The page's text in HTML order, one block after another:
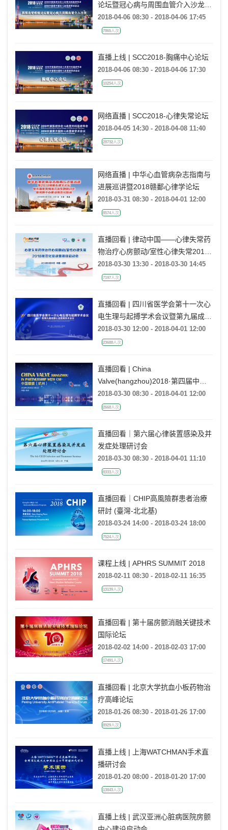
论坛暨冠心病与周围血管介入沙龙
（南方站）
2018-04-06 08:30 - 2018-04-06 17:45
7865人次
直播上线 | SCC2018-胸痛中心论坛
2018-04-06 08:30 - 2018-04-06 17:30
10254人次
网络直播 | SCC2018-心律失常论坛
2018-04-05 14:30 - 2018-04-08 11:40
28732人次
网络直播 | 中华心血管病杂志指南与
进展巡讲暨2018赣鄱心律学论坛
2018-03-31 08:30 - 2018-04-01 12:00
8574人次
直播回看 | 律动中国——心律失常药
物治疗心房颤动/室性心律失常2018
规范化培训项目启动会（成都站）
2018-03-30 13:30 - 2018-03-30 14:45
7197人次
直播回看 | 四川省医学会第十一次心
电生理与起搏学术会议暨第九届成都
心血管病学术会议
2018-03-30 12:00 - 2018-04-01 12:00
23688人次
直播回看 | China
Valve(hangzhou)2018·第四届中国
瓣膜（杭州）
2018-03-30 08:30 - 2018-04-01 12:00
2668人次
直播回看｜第六届心律装置感染及并
发症处理研讨会
2018-03-30 08:30 - 2018-04-01 11:10
8333人次
直播回看｜CHIP高風險群患者治療
研討 (臺灣-北北基)
2018-03-24 14:00 - 2018-03-24 18:00
7524人次
课程上线 | APHRS SUMMIT 2018
2018-02-11 08:30 - 2018-02-11 16:35
13139人次
直播回看 | 第十届房颤消融关键技术
国际论坛
2018-02-02 14:00 - 2018-02-03 17:00
17491人次
直播回看 | 北京大学抗血小板药物治
疗高峰论坛
2018-01-26 08:30 - 2018-01-26 17:00
8929人次
直播上线 | 上海WATCHMAN手术直
播研讨会
2018-01-20 08:00 - 2018-01-20 17:00
13843人次
直播上线 | 武汉亚洲心脏病医院房颤